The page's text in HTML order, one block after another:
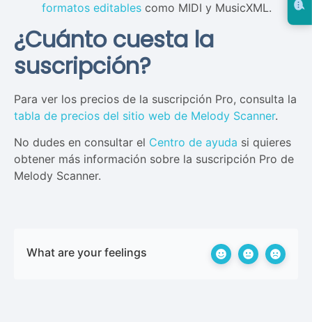
formatos editables como MIDI y MusicXML.
¿Cuánto cuesta la
suscripción?
Para ver los precios de la suscripción Pro, consulta la
tabla de precios del sitio web de Melody Scanner.
No dudes en consultar el Centro de ayuda si quieres
obtener más información sobre la suscripción Pro de
Melody Scanner.
What are your feelings